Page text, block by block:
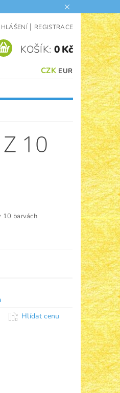
| REGISTRACE
CZK EUR
KOŠÍK: 0 Kč
10
10 barvách
Hlídat cenu